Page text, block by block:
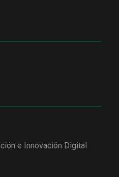
e Innovación Digital